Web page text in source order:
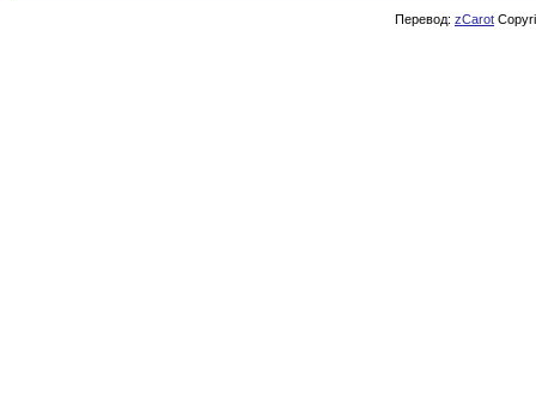
Перевод: zCarot